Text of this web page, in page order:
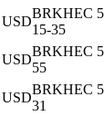
USD
BRKHEC
15-35
USD
BRKHEC
55
USD
BRKHEC
31